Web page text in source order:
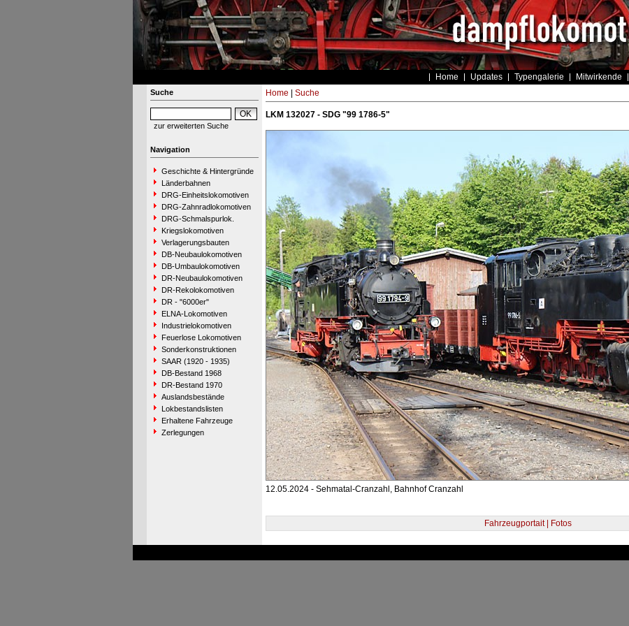
Home Updates Typengalerie Mitwirkende
Suche
zur erweiterten Suche
Navigation
Geschichte & Hintergründe
Länderbahnen
DRG-Einheitslokomotiven
DRG-Zahnradlokomotiven
DRG-Schmalspurlok.
Kriegslokomotiven
Verlagerungsbauten
DB-Neubaulokomotiven
DB-Umbaulokomotiven
DR-Neubaulokomotiven
DR-Rekolokomotiven
DR - "6000er"
ELNA-Lokomotiven
Industrielokomotiven
Feuerlose Lokomotiven
Sonderkonstruktionen
SAAR (1920 - 1935)
DB-Bestand 1968
DR-Bestand 1970
Auslandsbestände
Lokbestandslisten
Erhaltene Fahrzeuge
Zerlegungen
Home Suche
LKM 132027 - SDG "99 1786-5"
12.05.2024 - Sehmatal-Cranzahl, Bahnhof Cranzahl
Fahrzeugportait | Fotos